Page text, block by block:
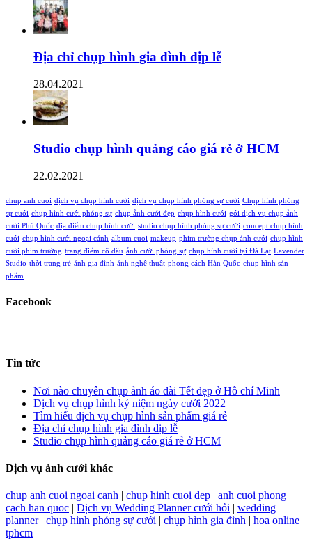
Địa chỉ chụp hình gia đình dịp lễ
28.04.2021
Studio chụp hình quảng cáo giá rẻ ở HCM
22.02.2021
chup anh cuoi dịch vụ chụp hình cưới dịch vụ chụp hình phóng sự cưới Chụp hình phóng
sự cưới chụp hình cưới phóng sự chụp ảnh cưới đẹp chụp hình cưới gói dịch vụ chụp ảnh
cưới Phú Quốc địa điểm chụp hình cưới studio chụp hình phóng sự cưới concept chụp hình
cưới chụp hình cưới ngoại cảnh album cuoi makeup phim trường chụp ảnh cưới chụp hình
cưới phim trường trang điểm cô dâu ảnh cưới phóng sự chụp hình cưới tại Đà Lạt Lavender
Studio thời trang trẻ ảnh gia đình ảnh nghệ thuật phong cách Hàn Quốc chụp hình sản
phẩm
Facebook
Tin tức
Nơi nào chuyên chụp ảnh áo dài Tết đẹp ở Hồ chí Minh
Dịch vụ chụp hình kỷ niệm ngày cưới 2022
Tìm hiểu dịch vụ chụp hình sản phẩm giá rẻ
Địa chỉ chụp hình gia đình dịp lễ
Studio chụp hình quảng cáo giá rẻ ở HCM
Dịch vụ ảnh cưới khác
chup anh cuoi ngoai canh | chup hinh cuoi dep | anh cuoi phong
cach han quoc | Dịch vụ Wedding Planner cưới hỏi | wedding
planner| chụp hình phóng sự cưới | chụp hình gia đình | hoa online
tphcm